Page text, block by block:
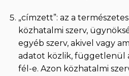
„címzett”: az a
közhatalmi szerv,
egyéb szerv, akivel vagy
adatot közlik, függetlenül
fél-e. Azon közhatalmi